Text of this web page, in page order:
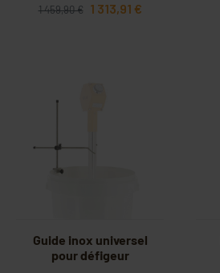
1 459,90 € 1 313,91 €
Guide inox universel
pour défigeur